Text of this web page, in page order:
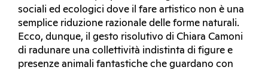
sociali ed ecologici dove il fare artistico non è una
semplice riduzione razionale delle forme naturali.
Ecco, dunque, il gesto risolutivo di Chiara Camoni
di radunare una collettività indistinta di figure e
presenze animali fantastiche che guardano con